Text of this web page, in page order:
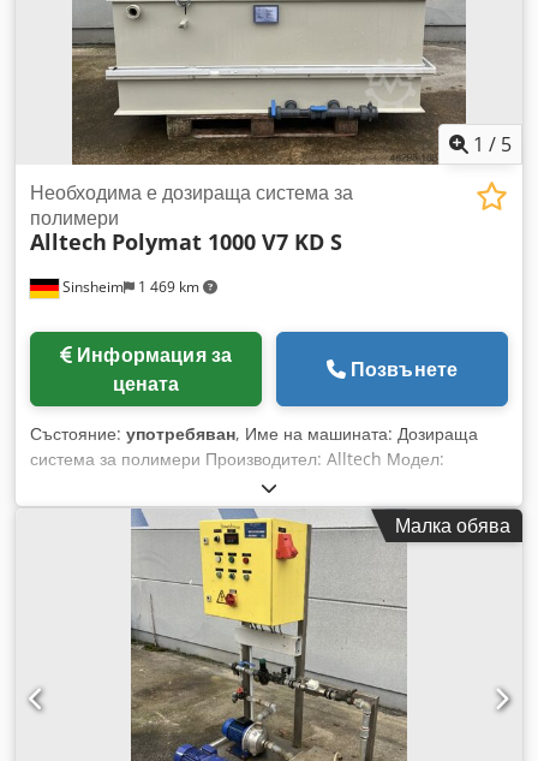
1 / 5
Sinsheim 1 469 km
Необходима е дозираща система за
полимери
Alltech Polymat 1000 V7 KD S
Информация за
цената
Позвънете
Състояние: употребяван, Име на машината: Дозираща
система за полимери Производител: Alltech Модел:
Polymat 1000 V7 KD S Година на производство: 2003
Капацитет: 1000 литра Транспортиране / Дозиране на:
Прахообразни вещества Брой камери: 2 Управление: Да
Задвижване мотор: 1: 0,55 kW, 12 x 0,55 kW Изпълнение:
Хоризонтално Csdpfxevt Sdpo Af Eerf Размери: Дължина
2000 x Ширина 900 x Височина 1900 мм Тегло (празно):
1000 кг Техническа документация: Да Аксесоари: Дозатор
за сух продукт тип T09K0007 Състояние: Употребяван
Цена: По запитване
Малка обява